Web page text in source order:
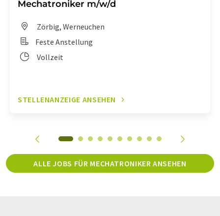
Mechatroniker m/w/d
Zörbig, Werneuchen
Feste Anstellung
Vollzeit
STELLENANZEIGE ANSEHEN
ALLE JOBS FÜR MECHATRONIKER ANSEHEN